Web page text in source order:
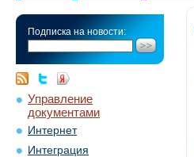
Подписка на новости:
Управление
документами
Интернет
Интеграция